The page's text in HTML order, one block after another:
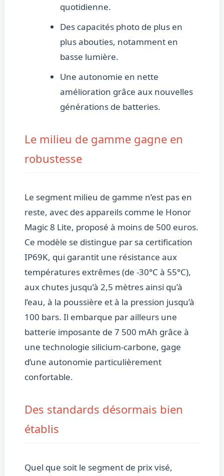
quotidienne.
Des capacités photo de plus en
plus abouties, notamment en
basse lumière.
Une autonomie en nette
amélioration grâce aux nouvelles
générations de batteries.
Le milieu de gamme gagne en
robustesse
Le segment milieu de gamme n’est pas en
reste, avec des appareils comme le Honor
Magic 8 Lite, proposé à moins de 500 euros.
Ce modèle se distingue par sa certification
IP69K, qui garantit une résistance aux
températures extrêmes (de -30°C à 55°C),
aux chutes jusqu’à 2,5 mètres ainsi qu’à
l’eau, à la poussière et à la pression jusqu’à
100 bars. Il embarque par ailleurs une
batterie imposante de 7 500 mAh grâce à
une technologie silicium-carbone, gage
d’une autonomie particulièrement
confortable.
Des standards désormais bien
établis
Quel que soit le segment de prix visé,